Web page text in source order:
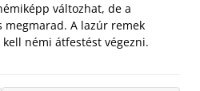
változhat, de a
megmarad. A lazúr remek
némi átfestést végezni.